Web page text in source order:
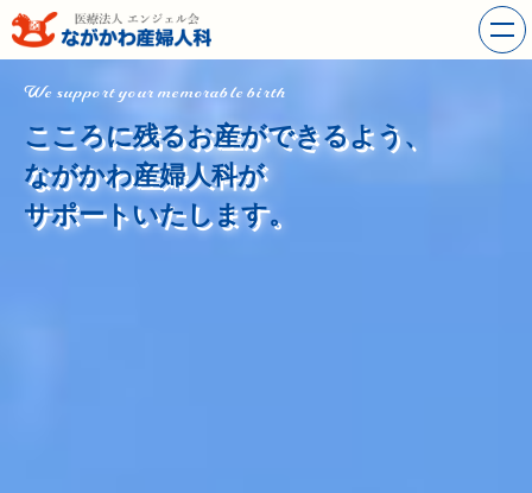
We support your memorable birth
こころに残るお産ができるよう、
ながかわ産婦人科が
サポートいたします。